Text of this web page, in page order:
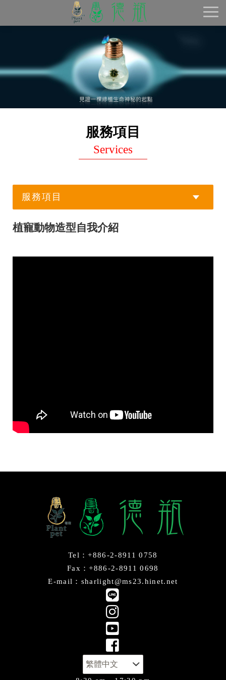
服務項目
Services
服務項目
植寵動物造型自我介紹
Tel：+886-2-8911 0758
Fax：+886-2-8911 0698
E-mail：sharlight@ms23.hinet.net